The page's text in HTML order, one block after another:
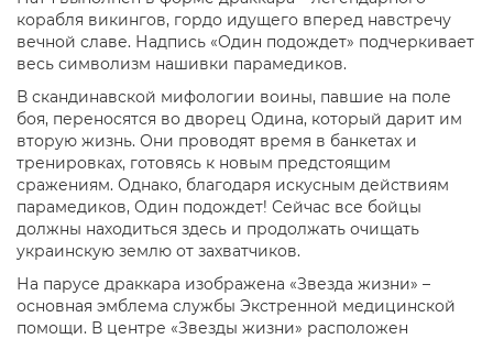
корабля викингов, гордо идущего вперед навстречу
вечной славе. Надпись «Один подождет» подчеркивает
весь символизм нашивки парамедиков.
В скандинавской мифологии воины, павшие на поле
боя, переносятся во дворец Одина, который дарит им
вторую жизнь. Они проводят время в банкетах и
тренировках, готовясь к новым предстоящим
сражениям. Однако, благодаря искусным действиям
парамедиков, Один подождет! Сейчас все бойцы
должны находиться здесь и продолжать очищать
украинскую землю от захватчиков.
На парусе драккара изображена «Звезда жизни» –
основная эмблема службы Экстренной медицинской
помощи. В центре «Звезды жизни» расположен